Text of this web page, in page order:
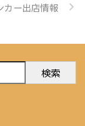
カー出店情報
検索